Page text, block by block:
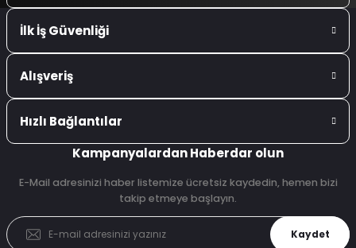
İlk İş Güvenliği
Alışveriş
Hızlı Bağlantılar
Kampanyalardan Haberdar olun
E-Mail adresinizi haber listemize ücretsiz kaydedin, hemen bizi
takip etmeye başlayın.
Kaydet